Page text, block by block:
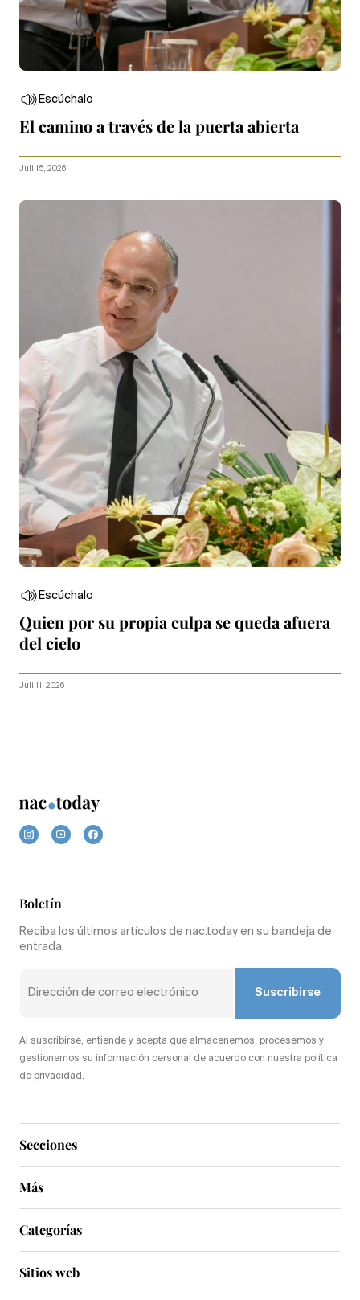
Escúchalo
El camino a través de la puerta abierta
Juli 15, 2026
Escúchalo
Quien por su propia culpa se queda afuera
del cielo
Juli 11, 2026
Secciones
Más
Boletín
Reciba los últimos artículos de nac.today en su bandeja de
entrada.
Suscribirse
Al suscribirse, entiende y acepta que almacenemos, procesemos y
gestionemos su información personal de acuerdo con nuestra política
de privacidad.
Categorías
Sitios web